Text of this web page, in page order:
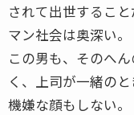
されて出世するこ
マン社会は奥深い。
この男も、そのへ
く、上司が一緒の
機嫌な顔もしない。